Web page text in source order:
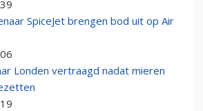
SpiceJet brengen bod uit op Air
Londen vertraagd nadat mieren